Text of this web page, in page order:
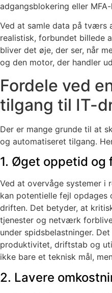
adgangsblokering eller
Ved at samle data på tværs
realistisk, forbundet billede
bliver det øje, der ser, når
og den motor, der handler
Fordele ved
tilgang til IT-
Der er mange grunde til at
og automatiseret tilgang.
1. Øget oppetid
Ved at overvåge systemer i
kan potentielle fejl
driften. Det betyder, at
tjenester og netværk
under spidsbelastninger.
produktivitet, driftstab og
ikke bare et teknisk mål,
2. Lavere